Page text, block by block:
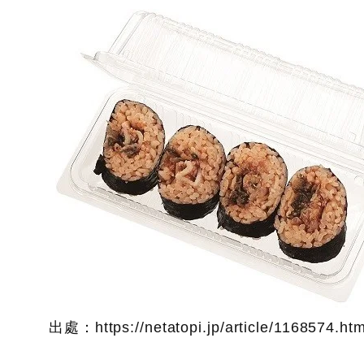
出處：https://netatopi.jp/article/